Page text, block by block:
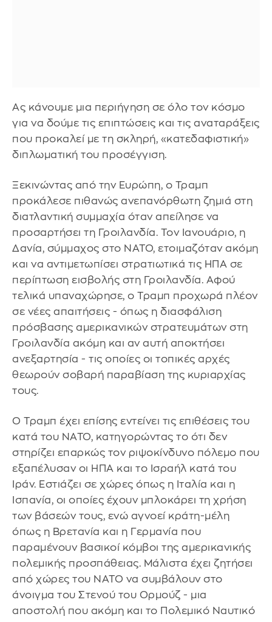
Ας κάνουμε μια περιήγηση σε όλο τον κόσμο
για να δούμε τις επιπτώσεις και τις αναταράξεις
που προκαλεί με τη σκληρή, «κατεδαφιστική»
διπλωματική του προσέγγιση.
Ξεκινώντας από την Ευρώπη, ο Τραμπ
προκάλεσε πιθανώς ανεπανόρθωτη ζημιά στη
διατλαντική συμμαχία όταν απείλησε να
προσαρτήσει τη Γροιλανδία. Τον Ιανουάριο, η
Δανία, σύμμαχος στο ΝΑΤΟ, ετοιμαζόταν ακόμη
και να αντιμετωπίσει στρατιωτικά τις ΗΠΑ σε
περίπτωση εισβολής στη Γροιλανδία. Αφού
τελικά υπαναχώρησε, ο Τραμπ προχωρά πλέον
σε νέες απαιτήσεις - όπως η διασφάλιση
πρόσβασης αμερικανικών στρατευμάτων στη
Γροιλανδία ακόμη και αν αυτή αποκτήσει
ανεξαρτησία - τις οποίες οι τοπικές αρχές
θεωρούν σοβαρή παραβίαση της κυριαρχίας
τους.
Ο Τραμπ έχει επίσης εντείνει τις επιθέσεις του
κατά του ΝΑΤΟ, κατηγορώντας το ότι δεν
στηρίζει επαρκώς τον ριψοκίνδυνο πόλεμο που
εξαπέλυσαν οι ΗΠΑ και το Ισραήλ κατά του
Ιράν. Εστιάζει σε χώρες όπως η Ιταλία και η
Ισπανία, οι οποίες έχουν μπλοκάρει τη χρήση
των βάσεών τους, ενώ αγνοεί κράτη-μέλη
όπως η Βρετανία και η Γερμανία που
παραμένουν βασικοί κόμβοι της αμερικανικής
πολεμικής προσπάθειας. Μάλιστα έχει ζητήσει
από χώρες του ΝΑΤΟ να συμβάλουν στο
άνοιγμα του Στενού του Ορμούζ - μια
αποστολή που ακόμη και το Πολεμικό Ναυτικό